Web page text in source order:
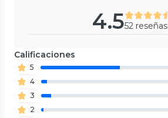
4.552 reseñas
Calificaciones
5
4
3
2